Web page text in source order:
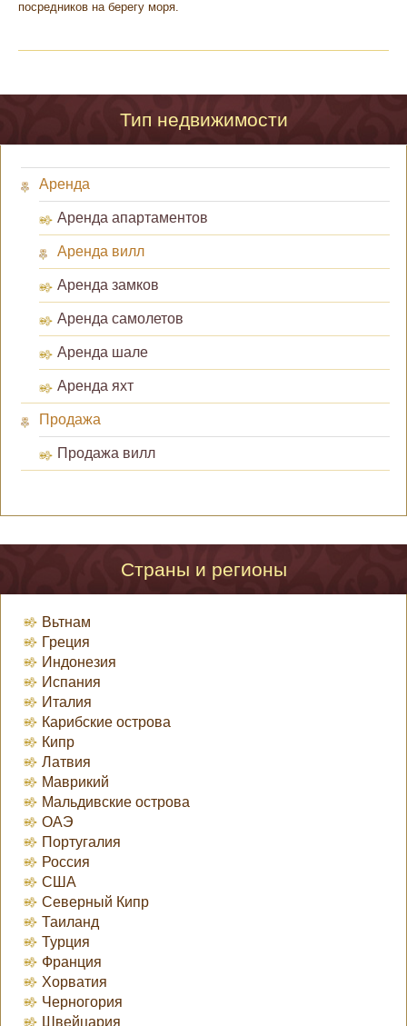
посредников на берегу моря.
Тип недвижимости
Аренда
Аренда апартаментов
Аренда вилл
Аренда замков
Аренда самолетов
Аренда шале
Аренда яхт
Продажа
Продажа вилл
Страны и регионы
Вьтнам
Греция
Индонезия
Испания
Италия
Карибские острова
Кипр
Латвия
Маврикий
Мальдивские острова
ОАЭ
Португалия
Россия
США
Северный Кипр
Таиланд
Турция
Франция
Хорватия
Черногория
Швейцария